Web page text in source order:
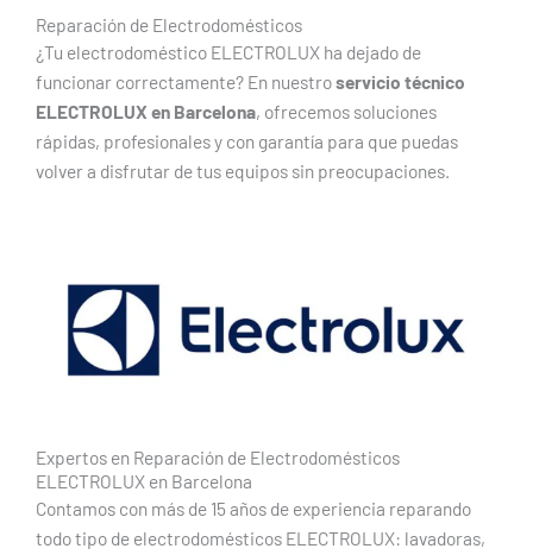
Reparación de Electrodomésticos
¿Tu electrodoméstico ELECTROLUX ha dejado de
funcionar correctamente? En nuestroservicio técnico
ELECTROLUX en Barcelona, ofrecemos soluciones
rápidas, profesionales y con garantía para que puedas
volver a disfrutar de tus equipos sin preocupaciones.
Expertos en Reparación de Electrodomésticos
ELECTROLUX en Barcelona
Contamos con más de 15 años de experiencia reparando
todo tipo de electrodomésticos ELECTROLUX: lavadoras,